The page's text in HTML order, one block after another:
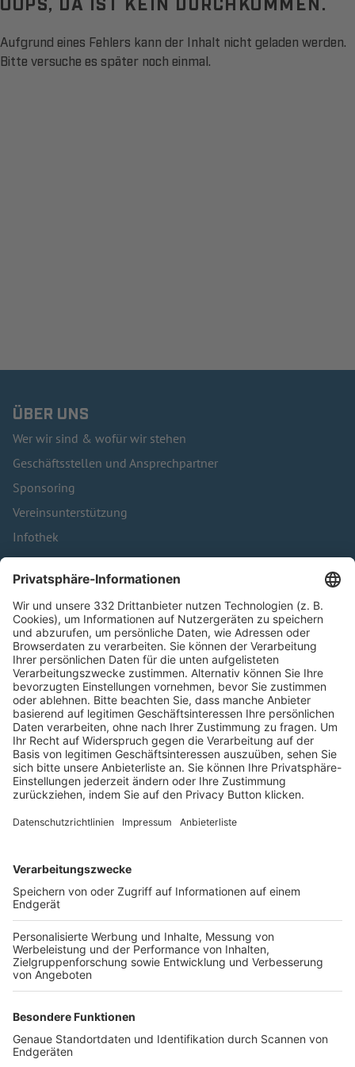
Aufgrund eines Fehlers kann der Inhalt nicht geladen werden.
Bitte versuche es später noch einmal.
ÜBER UNS
Wer wir sind & wofür wir stehen
Geschäftsstellen und Ansprechpartner
Sponsoring
Vereinsunterstützung
Infothek
Kontakt
HÄUFIG BESUCHTE SEITEN
Pässe und Vereinswechsel
Trainerausbildung
Schulungsangebot Vereinsmitarbeiter
BFV-Geschäftsstellen
Trainerbörse
Login SpielPlus
FOLGE DEM BFV
TOP-VEREINE
TOP-PARTNER